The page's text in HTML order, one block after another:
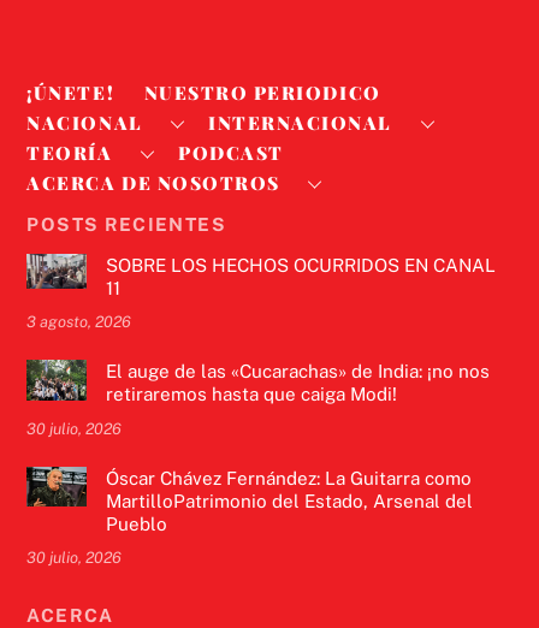
¡ÚNETE!
NUESTRO PERIODICO
NACIONAL
INTERNACIONAL
TEORÍA
PODCAST
ACERCA DE NOSOTROS
POSTS RECIENTES
SOBRE LOS HECHOS OCURRIDOS EN CANAL
11
3 agosto, 2026
El auge de las «Cucarachas» de India: ¡no nos
retiraremos hasta que caiga Modi!
30 julio, 2026
Óscar Chávez Fernández: La Guitarra como
MartilloPatrimonio del Estado, Arsenal del
Pueblo
30 julio, 2026
ACERCA